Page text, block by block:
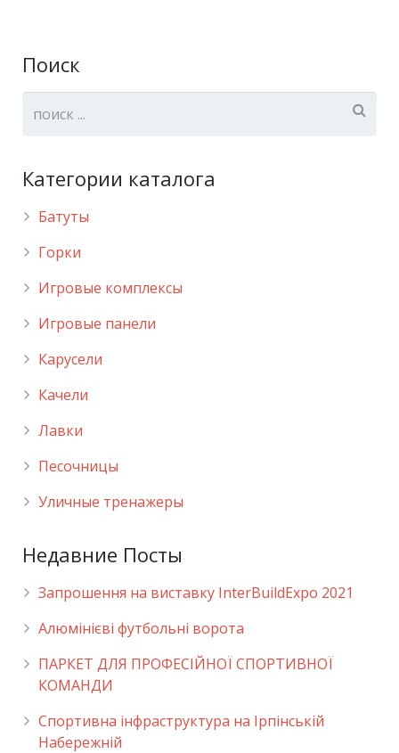
Поиск
Категории каталога
Батуты
Горки
Игровые комплексы
Игровые панели
Карусели
Качели
Лавки
Песочницы
Уличные тренажеры
Недавние Посты
Запрошення на виставку InterBuildExpo 2021
Алюмінієві футбольні ворота
ПАРКЕТ ДЛЯ ПРОФЕСІЙНОЇ СПОРТИВНОЇ
КОМАНДИ
Спортивна інфраструктура на Ірпінській
Набережній